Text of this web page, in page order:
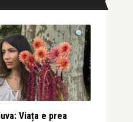
Viața e prea